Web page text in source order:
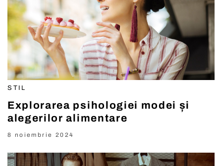
STIL
Explorarea psihologiei modei și
alegerilor alimentare
8 noiembrie 2024